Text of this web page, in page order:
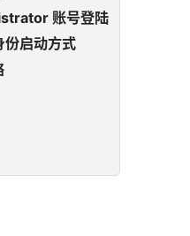
账号登陆
份启动方式